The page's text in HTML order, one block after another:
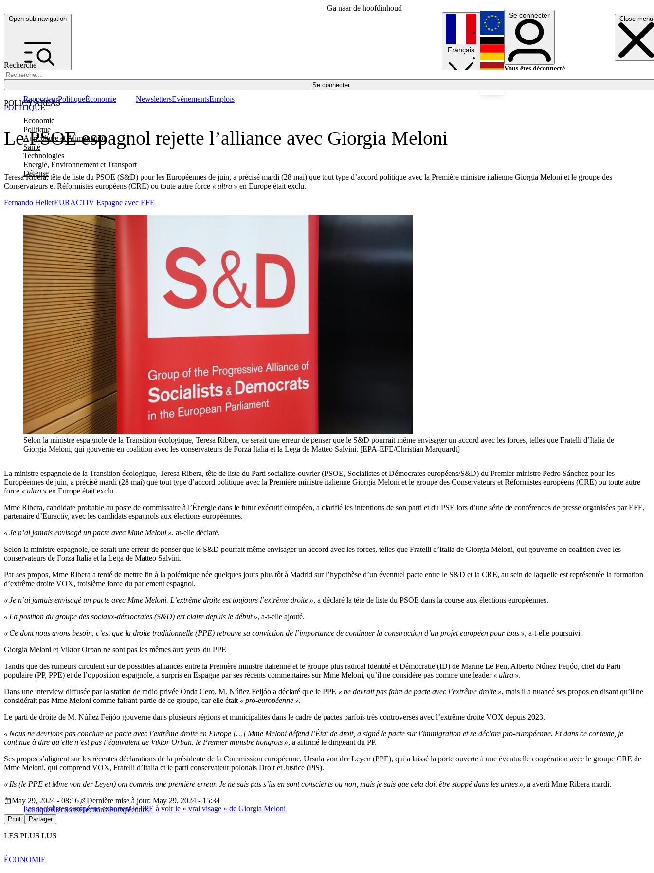
Ga naar de hoofdinhoud
Open sub navigation Close menu
Recherche
Se connecter
POLICY AREAS
Economie
Politique
Agriculture et Alimentation
Santé
Technologies
Energie, Environnement et Transport
Défense
RapporteurPolitiqueÉconomie NewslettersEvénementsEmplois
Français
English
Deutsch
Se connecter
Vous êtes déconnecté.
Le PSOE espagnol rejette l’alliance avec Giorgia Meloni
Teresa Ribera, tête de liste du PSOE (S&D) pour les Européennes de juin, a précisé mardi (28 mai) que tout type d’accord politique avec la Première ministre italienne Giorgia Meloni et le groupe des
Conservateurs et Réformistes européens (CRE) ou toute autre force « ultra » en Europe était exclu.
POLITIQUE
Fernando HellerEURACTIV Espagne avec EFE
Selon la ministre espagnole de la Transition écologique, Teresa Ribera, ce serait une erreur de penser que le S&D pourrait même envisager un accord avec les forces, telles que Fratelli d’Italia de
Giorgia Meloni, qui gouverne en coalition avec les conservateurs de Forza Italia et la Lega de Matteo Salvini. [EPA-EFE/Christian Marquardt]
La ministre espagnole de la Transition écologique, Teresa Ribera, tête de liste du Parti socialiste-ouvrier (PSOE, Socialistes et Démocrates européens/S&D) du Premier ministre Pedro Sánchez pour les
Européennes de juin, a précisé mardi (28 mai) que tout type d’accord politique avec la Première ministre italienne Giorgia Meloni et le groupe des Conservateurs et Réformistes européens (CRE) ou toute autre
force « ultra » en Europe était exclu.
Mme Ribera, candidate probable au poste de commissaire à l’Énergie dans le futur exécutif européen, a clarifié les intentions de son parti et du PSE lors d’une série de conférences de presse organisées par EFE,
partenaire d’Euractiv, avec les candidats espagnols aux élections européennes.
« Je n’ai jamais envisagé un pacte avec Mme Meloni », at-elle déclaré.
Selon la ministre espagnole, ce serait une erreur de penser que le S&D pourrait même envisager un accord avec les forces, telles que Fratelli d’Italia de Giorgia Meloni, qui gouverne en coalition avec les
conservateurs de Forza Italia et la Lega de Matteo Salvini.
Par ses propos, Mme Ribera a tenté de mettre fin à la polémique née quelques jours plus tôt à Madrid sur l’hypothèse d’un éventuel pacte entre le S&D et la CRE, au sein de laquelle est représentée la formation
d’extrême droite VOX, troisième force du parlement espagnol.
« Je n’ai jamais envisagé un pacte avec Mme Meloni. L’extrême droite est toujours l’extrême droite », a déclaré la tête de liste du PSOE dans la course aux élections européennes.
« La position du groupe des sociaux-démocrates (S&D) est claire depuis le début », a-t-elle ajouté.
« Ce dont nous avons besoin, c’est que la droite traditionnelle (PPE) retrouve sa conviction de l’importance de continuer la construction d’un projet européen pour tous », a-t-elle poursuivi.
Giorgia Meloni et Viktor Orban ne sont pas les mêmes aux yeux du PPE
Tandis que des rumeurs circulent sur de possibles alliances entre la Première ministre italienne et le groupe plus radical Identité et Démocratie (ID) de Marine Le Pen, Alberto Núñez Feijóo, chef du Parti
populaire (PP, PPE) et de l’opposition espagnole, a surpris en Espagne par ses récents commentaires sur Mme Meloni, qu’il ne considère pas comme une leader « ultra ».
Dans une interview diffusée par la station de radio privée Onda Cero, M. Núñez Feijóo a déclaré que le PPE « ne devrait pas faire de pacte avec l’extrême droite », mais il a nuancé ses propos en disant qu’il ne
considérait pas Mme Meloni comme faisant partie de ce groupe, car elle était « pro-européenne ».
Le parti de droite de M. Núñez Feijóo gouverne dans plusieurs régions et municipalités dans le cadre de pactes parfois très controversés avec l’extrême droite VOX depuis 2023.
« Nous ne devrions pas conclure de pacte avec l’extrême droite en Europe […] Mme Meloni défend l’État de droit, a signé le pacte sur l’immigration et se déclare pro-européenne. Et dans ce contexte, je
continue à dire qu’elle n’est pas l’équivalent de Viktor Orban, le Premier ministre hongrois », a affirmé le dirigeant du PP.
Ses propos s’alignent sur les récentes déclarations de la présidente de la Commission européenne, Ursula von der Leyen (PPE), qui a laissé la porte ouverte à une éventuelle coopération avec le groupe CRE de
Mme Meloni, qui comprend VOX, Fratelli d’Italia et le parti conservateur polonais Droit et Justice (PiS).
« Ils (le PPE et Mme von der Leyen) ont commis une première erreur. Je ne sais pas s’ils en sont conscients ou non, mais je sais que cela doit être stoppé dans les urnes », a averti Mme Ribera mardi.
Les socialistes européens exhortent le PPE à voir le « vrai visage » de Giorgia Meloni
May 29, 2024 - 08:16
Dernière mise à jour: May 29, 2024 - 15:34
PolitiqueÉlectionsÉlections Européennes
Print Partager
LES PLUS LUS
ÉCONOMIE